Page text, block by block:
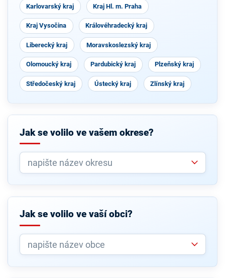
Karlovarský kraj Kraj Hl. m. Praha
Kraj Vysočina Královéhradecký kraj
Liberecký kraj Moravskoslezský kraj
Olomoucký kraj Pardubický kraj Plzeňský kraj
Středočeský kraj Ústecký kraj Zlínský kraj
Jak se volilo ve vašem okrese?
Jak se volilo ve vaší obci?